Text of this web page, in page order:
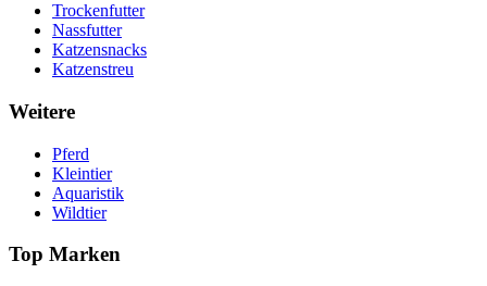
Trockenfutter
Nassfutter
Katzensnacks
Katzenstreu
Weitere
Pferd
Kleintier
Aquaristik
Wildtier
Top Marken